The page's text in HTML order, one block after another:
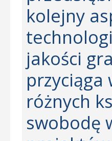
kolejny
jakości
różnych
swobodę